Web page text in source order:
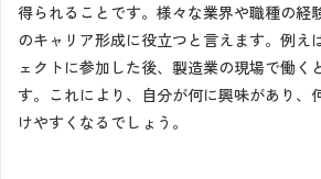
得られることです。様々な業界や職種の経
のキャリア形成に役立つと言えます。例え
ェクトに参加した後、製造業の現場で働く
す。これにより、自分が何に興味があり、
けやすくなるでしょう。